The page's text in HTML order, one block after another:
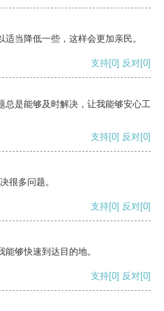
当降低一些，这样会更加亲民。
支持[0] 反对[0]
总是能够及时解决，让我能够安心工
支持[0] 反对[0]
很多问题。
支持[0] 反对[0]
够快速到达目的地。
支持[0] 反对[0]